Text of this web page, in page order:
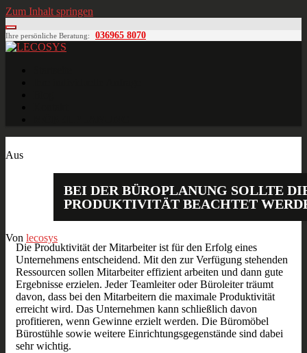
Zum Inhalt springen
Ihre persönliche Beratung: 036965 8070
Aus
BEI DER BÜROPLANUNG SOLLTE
PRODUKTIVITÄT BEACHTET
Von lecosys
Die Produktivität der Mitarbeiter ist für den Erfolg eines
Unternehmens entscheidend. Mit den zur Verfügung stehenden
Ressourcen sollen Mitarbeiter effizient arbeiten und dann gute
Ergebnisse erzielen. Jeder Teamleiter oder Büroleiter träumt
davon, dass bei den Mitarbeitern die maximale Produktivität
erreicht wird. Das Unternehmen kann schließlich davon
profitieren, wenn Gewinne erzielt werden. Die Büromöbel
Bürostühle sowie weitere Einrichtungsgegenstände sind dabei
sehr wichtig.